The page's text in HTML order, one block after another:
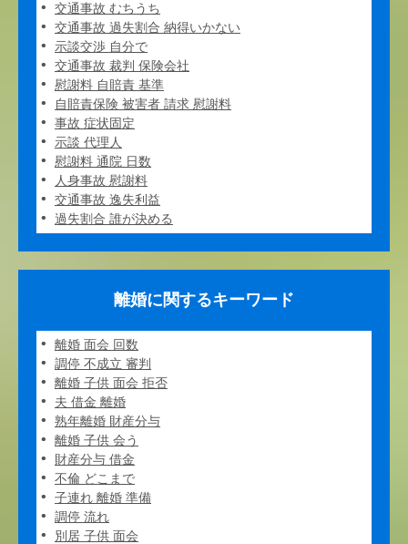
交通事故 むちうち
交通事故 過失割合 納得いかない
示談交渉 自分で
交通事故 裁判 保険会社
慰謝料 自賠責 基準
自賠責保険 被害者 請求 慰謝料
事故 症状固定
示談 代理人
慰謝料 通院 日数
人身事故 慰謝料
交通事故 逸失利益
過失割合 誰が決める
離婚に関するキーワード
離婚 面会 回数
調停 不成立 審判
離婚 子供 面会 拒否
夫 借金 離婚
熟年離婚 財産分与
離婚 子供 会う
財産分与 借金
不倫 どこまで
子連れ 離婚 準備
調停 流れ
別居 子供 面会